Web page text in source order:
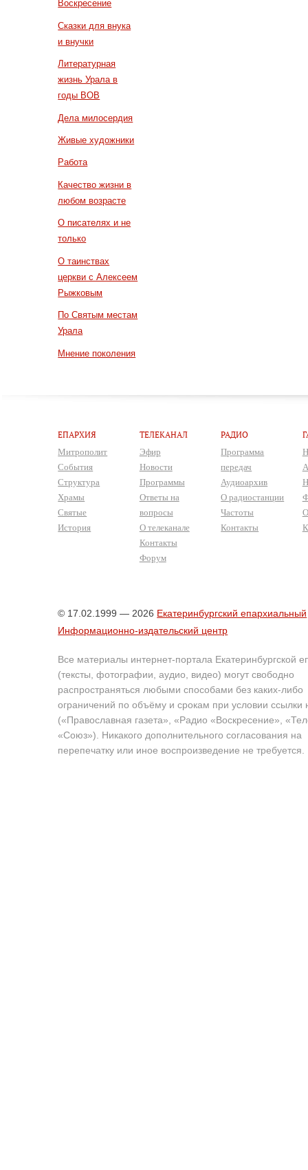
Воскресение
Сказки для внука
и внучки
Литературная
жизнь Урала в
годы ВОВ
Дела милосердия
Живые художники
Работа
Качество жизни в
любом возрасте
О писателях и не
только
О таинствах
церкви с Алексеем
Рыжковым
По Святым местам
Урала
Мнение поколения
ЕПАРХИЯ
Митрополит
События
Структура
Храмы
Святые
История
ТЕЛЕКАНАЛ
Эфир
Новости
Программы
Ответы на
вопросы
О телеканале
Контакты
Форум
РАДИО
Программа
передач
Аудиоархив
О радиостанции
Частоты
Контакты
© 17.02.1999 — 2026 Екатеринбургский епархиальный
Информационно-издательский центр
Все материалы интернет-портала Екатеринбургской
(тексты, фотографии, аудио, видео) могут свободно
распространяться любыми способами без каких-либо
ограничений по объёму и срокам при условии ссылки
(«Православная газета», «Радио «Воскресение»,
«Союз»). Никакого дополнительного согласования на
перепечатку или иное воспроизведение не требуется.